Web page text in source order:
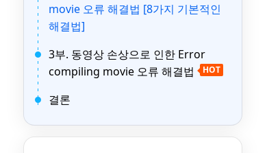
movie 오류 해결법 [8가지 기본적인
해결법]
3부. 동영상 손상으로 인한 Error
compiling movie 오류 해결법
HOT
결론